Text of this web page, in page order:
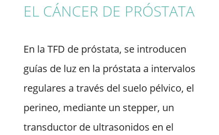
EL CÁNCER DE PRÓSTATA
En la TFD de próstata, se introducen
guías de luz en la próstata a intervalos
regulares a través del suelo pélvico, el
perineo, mediante un stepper, un
transductor de ultrasonidos en el